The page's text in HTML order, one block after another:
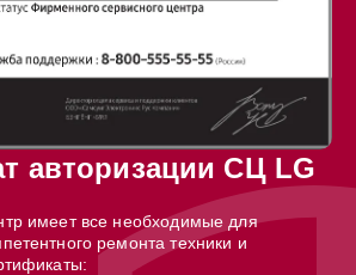
авторизации СЦ LG
имеет все необходимые для
ремонта техники и